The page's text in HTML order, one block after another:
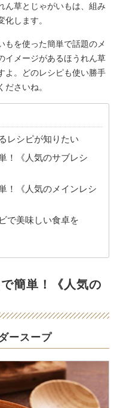
ん草とじゃがいもは、組み
します。
もを使った簡単で話題のメ
イメージがあるほうれん草
よ。どのレシピも使い勝手
さいね。
レシピが知りたい
！《人気のサブレシ
！《人気のメインレシ
で美味しい食卓を
簡単！《人気の
ースープ